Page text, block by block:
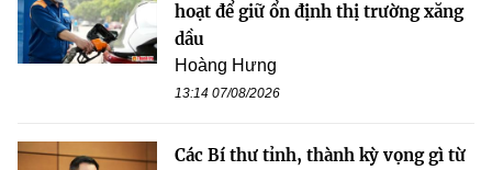
hoạt để giữ ổn định thị trường xăng
dầu
Hoàng Hưng
13:14 07/08/2026
Các Bí thư tỉnh, thành kỳ vọng gì từ